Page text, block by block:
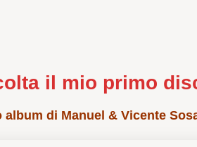
il mio primo
di Manuel & Vicente